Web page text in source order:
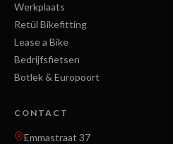
Werkplaats
Retül Bikefitting
Lease a Bike
Bedrijfsfietsen
Botlek & Europoort
CONTACT
Emmastraat 37